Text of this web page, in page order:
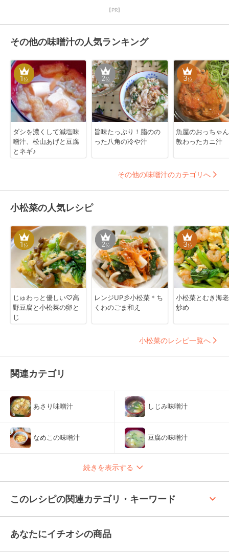
【PR】
その他の味噌汁の人気ランキング
1位
ダシを濃くして減塩味
噌汁、松山あげと豆腐
とネギ♪
2位
旨味たっぷり！脂のの
った八角の冷や汁
3位
魚屋のおっちゃ
教わったカニ汁
その他の味噌汁のカテゴリへ
小松菜の人気レシピ
1位
じゅわっと優しい♡高
野豆腐と小松菜の卵と
じ
2位
レンジUP彡小松菜＊ち
くわのごま和え
3位
小松菜とむき海
炒め
小松菜のレシピ一覧へ
関連カテゴリ
あさり味噌汁 しじみ味噌汁
なめこの味噌汁 豆腐の味噌汁
続きを表示する
このレシピの関連カテゴリ・キーワード keyboard_arrow_up
あなたにイチオシの商品